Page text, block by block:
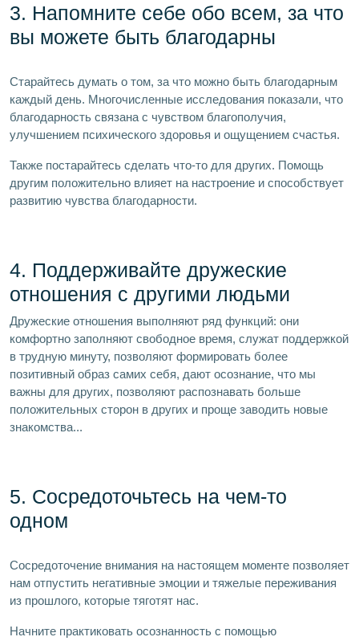
3. Напомните себе обо всем, за что
вы можете быть благодарны
Старайтесь думать о том, за что можно быть благодарным
каждый день. Многочисленные исследования показали, что
благодарность связана с чувством благополучия,
улучшением психического здоровья и ощущением счастья.
Также постарайтесь сделать что-то для других. Помощь
другим положительно влияет на настроение и способствует
развитию чувства благодарности.
4. Поддерживайте дружеские
отношения с другими людьми
Дружеские отношения выполняют ряд функций: они
комфортно заполняют свободное время, служат поддержкой
в трудную минуту, позволяют формировать более
позитивный образ самих себя, дают осознание, что мы
важны для других, позволяют распознавать больше
положительных сторон в других и проще заводить новые
знакомства...
5. Сосредоточьтесь на чем-то
одном
Сосредоточение внимания на настоящем моменте позволяет
нам отпустить негативные эмоции и тяжелые переживания
из прошлого, которые тяготят нас.
Начните практиковать осознанность с помощью